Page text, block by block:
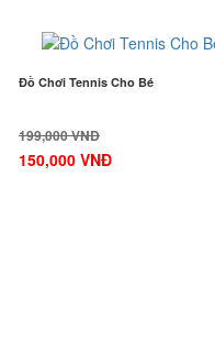
Đồ Chơi Tennis Cho Bé
199,000 VNĐ
150,000 VNĐ